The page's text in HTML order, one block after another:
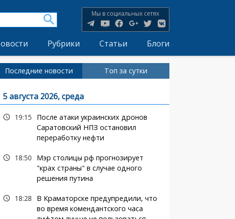
Мы в социальных сетях
Рубрики Статьи Блоги
Последние новости Топ за сутки
5 августа 2026, среда
19:15
После атаки украинских дронов
Саратовский НПЗ остановил
переработку нефти
18:50
Мэр столицы рф прогнозирует
"крах страны" в случае одного
решения путина
18:28
В Краматорске предупредили, что
во время комендантского часа